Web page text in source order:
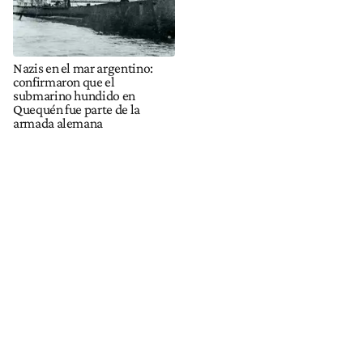
Nazis en el mar argentino:
confirmaron que el
submarino hundido en
Quequén fue parte de la
armada alemana